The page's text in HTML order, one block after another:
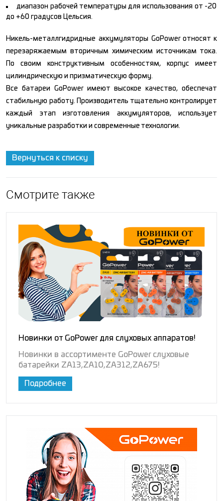
диапазон рабочей температуры для использования от -20
до +60 градусов Цельсия.
Никель-металлгидридные аккумуляторы GoPower относят к
перезаряжаемым вторичным химическим источникам тока.
По своим конструктивным особенностям, корпус имеет
цилиндрическую и призматическую форму.
Все батареи GoPower имеют высокое качество, обеспечат
стабильную работу. Производитель тщательно контролирует
каждый этап изготовления аккумуляторов, использует
уникальные разработки и современные технологии.
Вернуться к списку
Смотрите также
Новинки от GoPower для слуховых аппаратов!
Новинки в ассортименте GoPower слуховые
батарейки ZA13,ZA10,ZA312,ZA675!
Подробнее